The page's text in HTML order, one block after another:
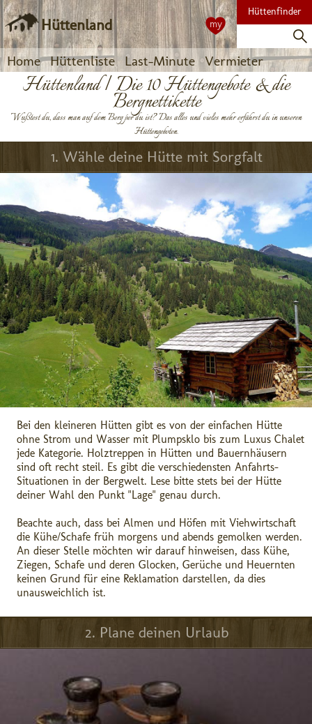
Hüttenland
Home Hüttenliste Last-Minute Vermieter
Hüttenfinder
my
Hüttenland | Die 10 Hüttengebote & die
Bergnettikette
Wußtest du, dass man auf dem Berg per du ist? Das alles und vieles mehr erfährst du in unseren
Hüttengeboten.
1. Wähle deine Hütte mit Sorgfalt
Bei den kleineren Hütten gibt es von der einfachen Hütte
ohne Strom und Wasser mit Plumpsklo bis zum Luxus Chalet
jede Kategorie. Holztreppen in Hütten und Bauernhäusern
sind oft recht steil. Es gibt die verschiedensten Anfahrts-
Situationen in der Bergwelt. Lese bitte stets bei der Hütte
deiner Wahl den Punkt "Lage" genau durch.
Beachte auch, dass bei Almen und Höfen mit Viehwirtschaft
die Kühe/Schafe früh morgens und abends gemolken werden.
An dieser Stelle möchten wir darauf hinweisen, dass Kühe,
Ziegen, Schafe und deren Glocken, Gerüche und Heuernten
keinen Grund für eine Reklamation darstellen, da dies
unausweichlich ist.
2. Plane deinen Urlaub